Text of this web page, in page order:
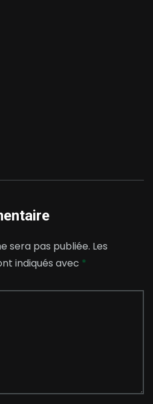
sera pas publiée. Les
indiqués avec *